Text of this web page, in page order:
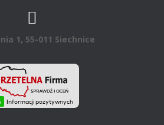
1, 55-011 Siechnice